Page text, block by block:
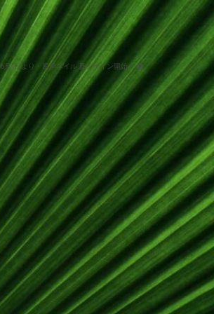
6月1日より・四季ネイル 夏デザイン開始！